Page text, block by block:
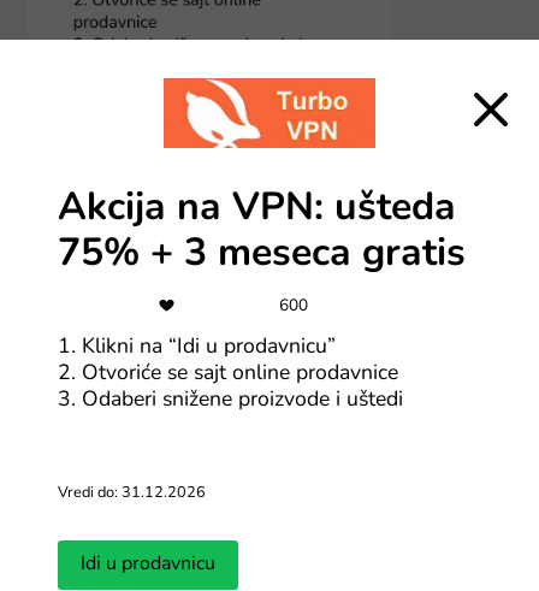
Česta pitanja za TurboVPN
privatno surfuješ internetom. TurboVPN šifrira tvoju
internet vezu kako bi zaštitio tvoje podatke i
Akcija na VPN: ušteda
75% + 3 meseca gratis
600
1. Klikni na “Idi u prodavnicu”
2. Otvoriće se sajt online prodavnice
3. Odaberi snižene proizvode i uštedi
Vredi do: 31.12.2026
Idi u prodavnicu